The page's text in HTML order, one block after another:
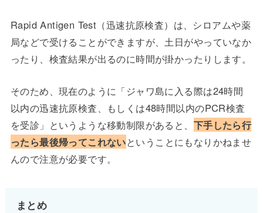
Rapid Antigen Test（迅速抗原検査）は、シロアムや薬
局などで受けることができますが、土日がやっていなか
ったり、検査結果が出るのに時間が掛かったりします。
そのため、現在のように「ジャワ島に入る際は24時間
以内の迅速抗原検査、もしくは48時間以内のPCR検査
を受診」というような移動制限があると、 下手したら行
ったら最後帰ってこれないということにもなりかねませ
んので注意が必要です。
まとめ